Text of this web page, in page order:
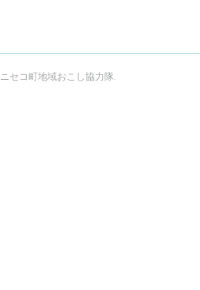
ニセコ町地域おこし協力隊.